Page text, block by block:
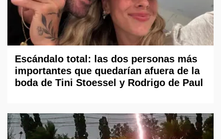
Escándalo total: las dos personas más
importantes que quedarían afuera de la
boda de Tini Stoessel y Rodrigo de Paul